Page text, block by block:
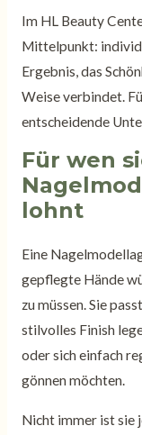
Im HL Beauty
Mittelpunkt:
Ergebnis, das
Weise verbindet.
entscheidende
Für wen
lohnt
Eine
gepflegte Hände
zu müssen. Sie
stilvolles Finish
oder sich einfach
gönnen möchten.
Nicht immer ist sie